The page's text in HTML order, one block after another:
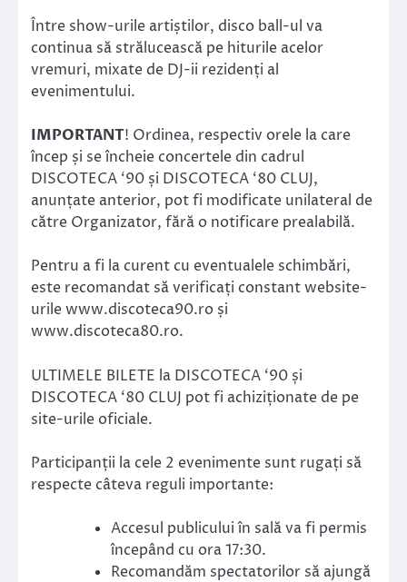
Între show-urile artiștilor, disco ball-ul va
continua să strălucească pe hiturile acelor
vremuri, mixate de DJ-ii rezidenți al
evenimentului.
IMPORTANT! Ordinea, respectiv orele la care
încep și se încheie concertele din cadrul
DISCOTECA ‘90 și DISCOTECA ‘80 CLUJ,
anunțate anterior, pot fi modificate unilateral de
către Organizator, fără o notificare prealabilă.
Pentru a fi la curent cu eventualele schimbări,
este recomandat să verificați constant website-
urile www.discoteca90.ro și
www.discoteca80.ro.
ULTIMELE BILETE la DISCOTECA ‘90 și
DISCOTECA ‘80 CLUJ pot fi achiziționate de pe
site-urile oficiale.
Participanții la cele 2 evenimente sunt rugați să
respecte câteva reguli importante:
Accesul publicului în sală va fi permis
începând cu ora 17:30.
Recomandăm spectatorilor să ajungă